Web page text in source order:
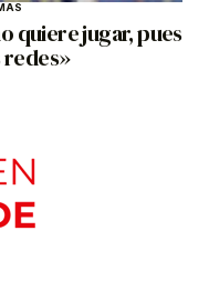
quiere jugar, pues
redes»